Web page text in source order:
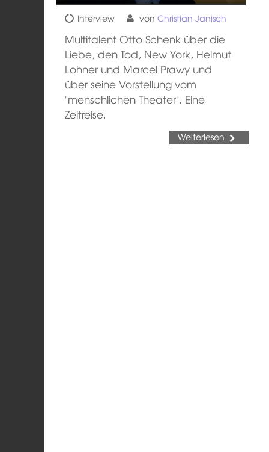
Interview vonChristian Janisch
Multitalent Otto Schenk über die
Liebe, den Tod, New York, Helmut
Lohner und Marcel Prawy und
über seine Vorstellung vom
"menschlichen Theater". Eine
Zeitreise.
Weiterlesen